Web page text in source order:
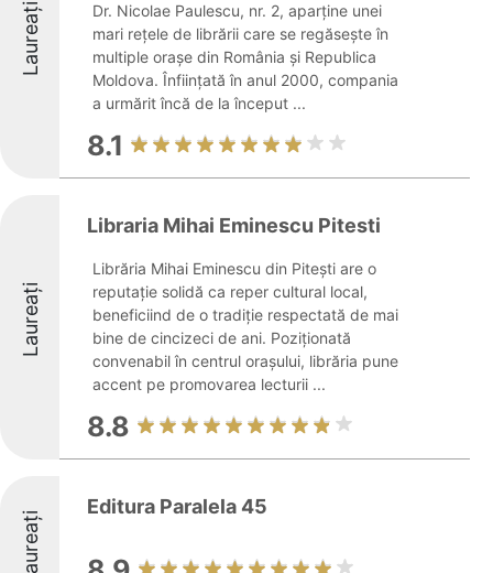
Laureați
Dr. Nicolae Paulescu, nr. 2, aparţine unei
mari reţele de librării care se regăseşte în
multiple oraşe din România şi Republica
Moldova. Înfiinţată în anul 2000, compania
a urmărit încă de la început ...
8.1
Laureați
Libraria Mihai Eminescu Pitesti
Librăria Mihai Eminescu din Pitești are o
reputație solidă ca reper cultural local,
beneficiind de o tradiție respectată de mai
bine de cincizeci de ani. Poziționată
convenabil în centrul orașului, librăria pune
accent pe promovarea lecturii ...
8.8
Laureați
Editura Paralela 45